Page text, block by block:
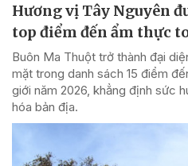
Hương vị Tây Nguyên
top điểm đến ẩm thực
Buôn Ma Thuột trở thành đại
mặt trong danh sách 15 điểm
giới năm 2026, khẳng định sức
hóa bản địa.